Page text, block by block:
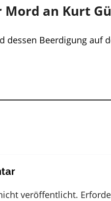
Mord an Kurt
dessen Beerdigung auf
veröffentlicht.